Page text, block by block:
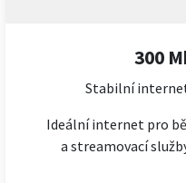
300
Stabilní
Ideální internet pro
a streamovací